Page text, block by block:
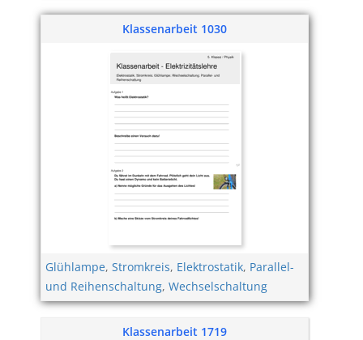
Klassenarbeit 1030
Glühlampe, Stromkreis, Elektrostatik, Parallel-
und Reihenschaltung, Wechselschaltung
Klassenarbeit 1719